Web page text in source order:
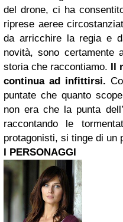
del drone, ci ha
riprese aeree
da arricchire la regia e
novità, sono certamente
storia che raccontiamo. Il
continua ad infittirsi.
puntate che quanto
non era che la punta
raccontando le
protagonisti, si tinge di
I PERSONAGGI